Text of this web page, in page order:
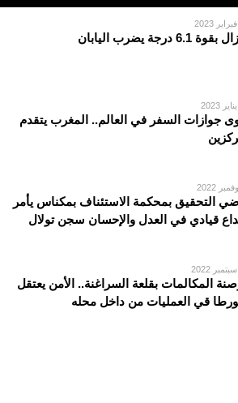
6.1 درجة يضرب اليابان
جوازات السفر في العالم.. المغرب يتقدم
التحقيق بمحكمة الاستئناف بمكناس يأمر
قيادي في العدل والإحسان سجن تولال
المكالمات بقلعة السراغنة.. الأمن يعتقل
قي العمليات من داخل محله